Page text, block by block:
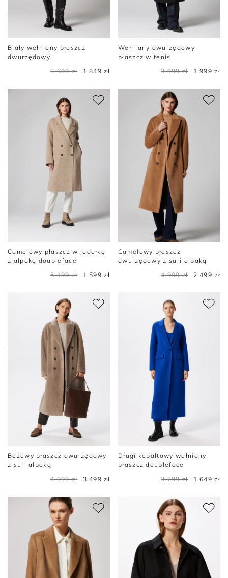
Biały wełniany płaszcz
dwurzędowy
3 699 zł
1 849 zł
Wełniany dwurzędowy
płaszcz w tenis
3 999 zł
1 999 zł
Camelowy płaszcz w jodełkę
z alpaką doubleface
3 199 zł
1 599 zł
Camelowy płaszcz
dwurzędowy z suri alpaką
4 999 zł
2 499 zł
Beżowy płaszcz dwurzędowy
z suri alpaką
4 999 zł
3 499 zł
Długi kobaltowy wełniany
płaszcz doubleface
3 299 zł
1 649 zł